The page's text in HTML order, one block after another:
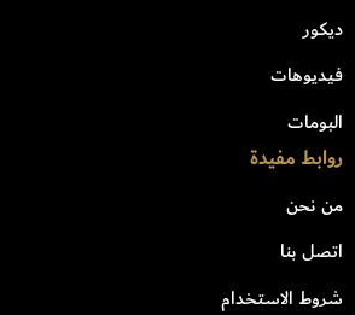
ديكور
فيديوهات
البومات
روابط مفيدة
من نحن
اتصل بنا
شروط الاستخدام